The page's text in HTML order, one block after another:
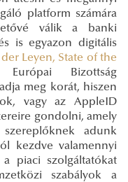
platform számára
válik a banki
is egyazon digitális
Leyen, State of the
Bizottság
meg korát, hiszen
vagy az AppleID
gondolni, amely
adunk
kezdve valamennyi
piaci szolgáltatókat
szabályok a